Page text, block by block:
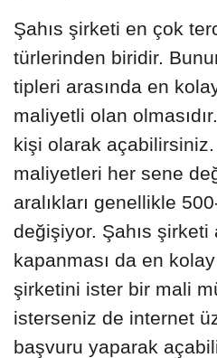
Şahıs şirketi en çok
türlerinden biridir.
tipleri arasında en
maliyetli olan
kişi olarak açabilirsiniz.
maliyetleri her sene
aralıkları genellikle
değişiyor. Şahıs şirketi
kapanması da en
şirketini ister bir mali
isterseniz de internet
başvuru yaparak